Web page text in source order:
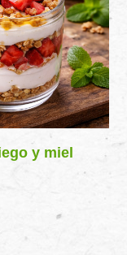
y miel